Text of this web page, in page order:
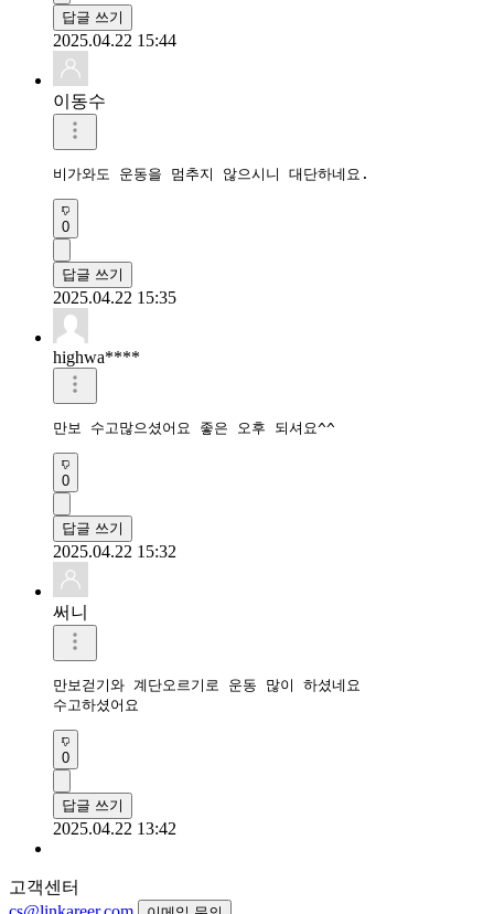
답글 쓰기
2025.04.22 15:44
이동수
비가와도 운동을 멈추지 않으시니 대단하네요.
0
답글 쓰기
2025.04.22 15:35
highwa****
만보 수고많으셨어요 좋은 오후 되셔요^^
0
답글 쓰기
2025.04.22 15:32
써니
만보걷기와 계단오르기로 운동 많이 하셨네요
수고하셨어요
0
답글 쓰기
2025.04.22 13:42
고객센터